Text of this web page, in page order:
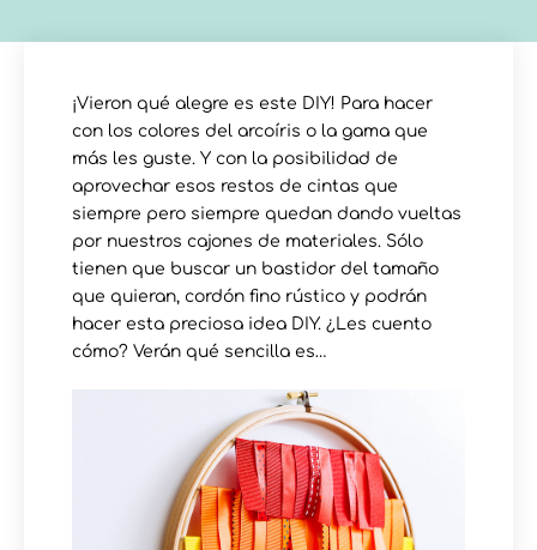
¡Vieron qué alegre es este DIY! Para hacer
con los colores del arcoíris o la gama que
más les guste. Y con la posibilidad de
aprovechar esos restos de cintas que
siempre pero siempre quedan dando vueltas
por nuestros cajones de materiales. Sólo
tienen que buscar un bastidor del tamaño
que quieran, cordón fino rústico y podrán
hacer esta preciosa idea DIY. ¿Les cuento
cómo? Verán qué sencilla es…